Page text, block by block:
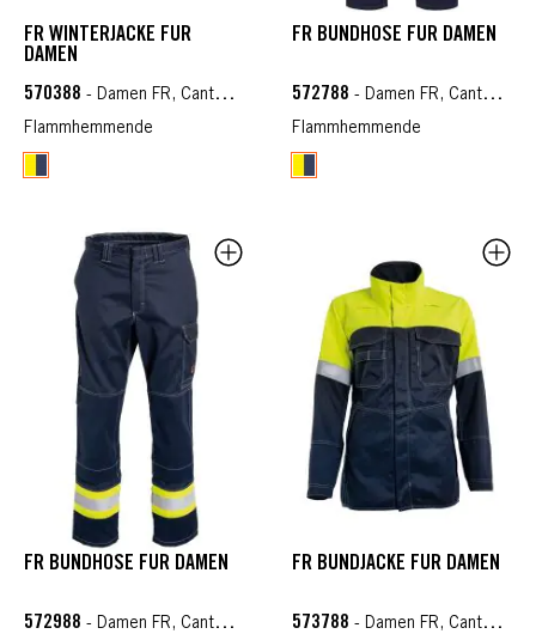
FR WINTERJACKE FÜR
DAMEN
570388 - Damen FR, Cantex WS, Wetterschutzkleidung FR
Flammhemmende
FR BUNDHOSE FÜR DAMEN
572788 - Damen FR, Cantex 57
Flammhemmende
FR BUNDHOSE FÜR DAMEN
572988 - Damen FR, Cantex WS
FR BUNDJACKE FÜR DAMEN
573788 - Damen FR, Cantex WS